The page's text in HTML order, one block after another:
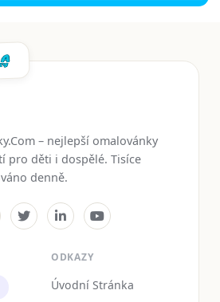
– nejlepší omalovánky
pro děti i dospělé. Tisíce
denně.
ODKAZY
Úvodní Stránka